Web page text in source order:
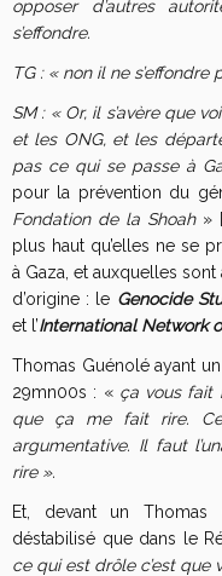
opposer d’autres
s’effondre.
TG : « non il ne
SM : « Or, il s’avère que
et les ONG, et les
pas ce qui se passe à
pour la prévention du
Fondation de la Shoah »
plus haut qu’elles ne se
à Gaza, et auxquelles
d’origine : le Genocide
et l’International Network
Thomas Guénolé ayant
29mn00s : « ça vous fait
que ça me fait rire.
argumentative. Il faut
rire ».
Et, devant un
déstabilisé que dans le
ce qui est drôle c’est que